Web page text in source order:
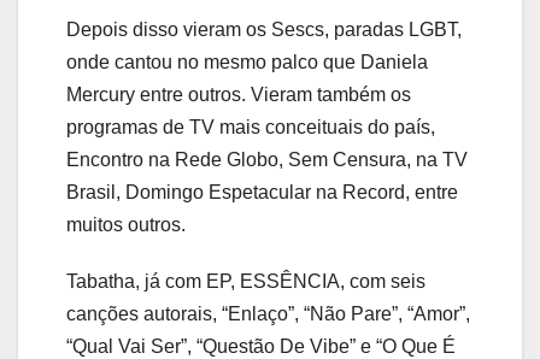
Depois disso vieram os Sescs, paradas LGBT,
onde cantou no mesmo palco que Daniela
Mercury entre outros. Vieram também os
programas de TV mais conceituais do país,
Encontro na Rede Globo, Sem Censura, na TV
Brasil, Domingo Espetacular na Record, entre
muitos outros.
Tabatha, já com EP, ESSÊNCIA, com seis
canções autorais, “Enlaço”, “Não Pare”, “Amor”,
“Qual Vai Ser”, “Questão De Vibe” e “O Que É